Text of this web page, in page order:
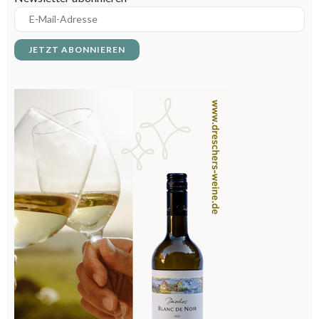
Hotel- und Gastgewerbeassistent/in
Hotelbetriebswirt/in
Hotelkaufmann/frau
Housekeeping
HSK-Manager / Housekeeping Supervisors
Koch - Köchin
Konditor/in
Küchenchef/in
Küchenhilfe